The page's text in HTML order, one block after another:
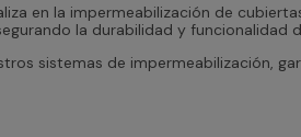
en la impermeabilización de
la durabilidad y funcionalidad
sistemas de impermeabilización,